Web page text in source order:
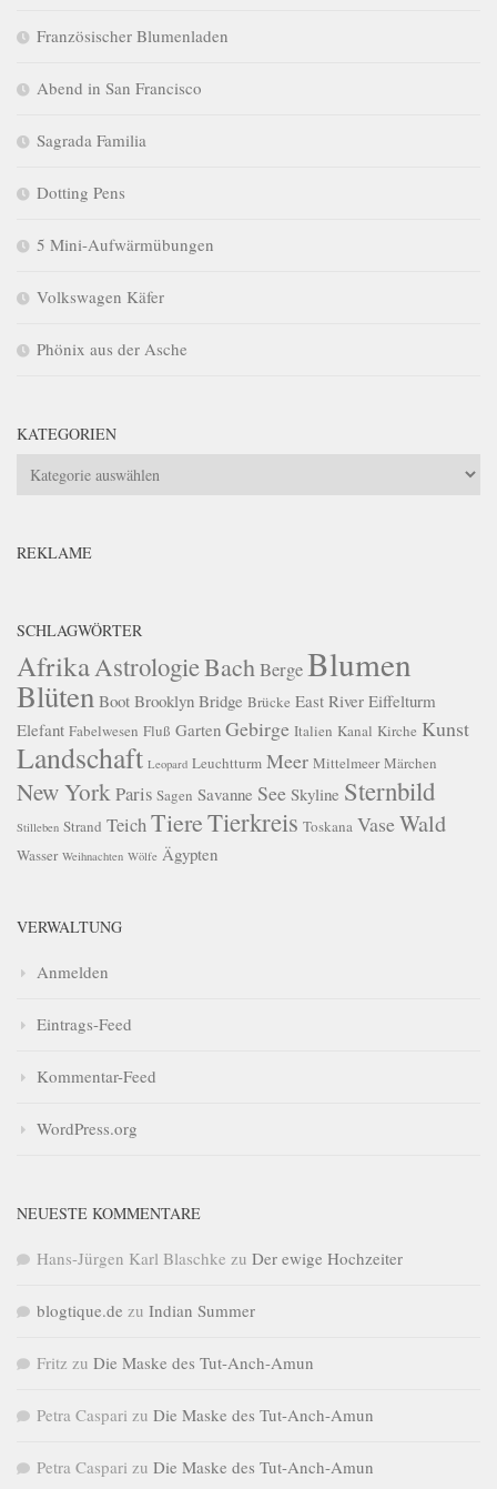
Französischer Blumenladen
Abend in San Francisco
Sagrada Familia
Dotting Pens
5 Mini-Aufwärmübungen
Volkswagen Käfer
Phönix aus der Asche
KATEGORIEN
Kategorien
REKLAME
SCHLAGWÖRTER
AfrikaAstrologieBachBergeBlumen
Blüten Boot Brooklyn Bridge Brücke East River Eiffelturm
Elefant Fabelwesen Fluß Garten Gebirge Italien Kanal Kirche Kunst
Landschaft Leopard Leuchtturm Meer Mittelmeer Märchen
New YorkParis Sagen Savanne See Skyline Sternbild
Stilleben Strand TeichTiereTierkreis Toskana VaseWald
Wasser Weihnachten Wölfe Ägypten
VERWALTUNG
Anmelden
Eintrags-Feed
Kommentar-Feed
WordPress.org
NEUESTE KOMMENTARE
Hans-Jürgen Karl Blaschke zu Der ewige Hochzeiter
blogtique.de zu Indian Summer
Fritz zu Die Maske des Tut-Anch-Amun
Petra Caspari zu Die Maske des Tut-Anch-Amun
Petra Caspari zu Die Maske des Tut-Anch-Amun